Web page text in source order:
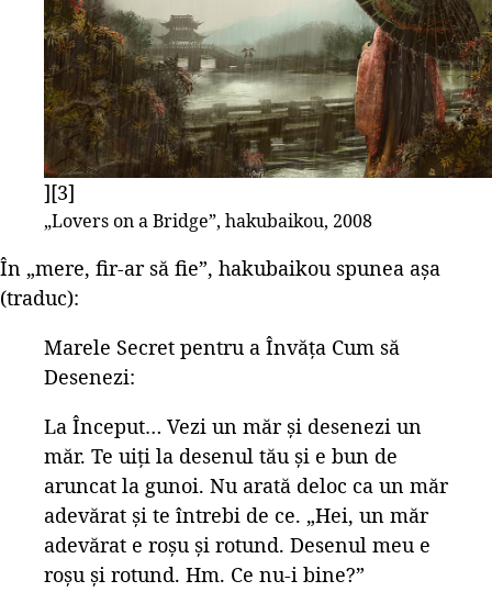
][3]
„Lovers on a Bridge”, hakubaikou, 2008
În „mere, fir-ar să fie”, hakubaikou spunea așa
(traduc):
Marele Secret pentru a Învăța Cum să
Desenezi:
La Început… Vezi un măr și desenezi un
măr. Te uiți la desenul tău și e bun de
aruncat la gunoi. Nu arată deloc ca un măr
adevărat și te întrebi de ce. „Hei, un măr
adevărat e roșu și rotund. Desenul meu e
roșu și rotund. Hm. Ce nu-i bine?”